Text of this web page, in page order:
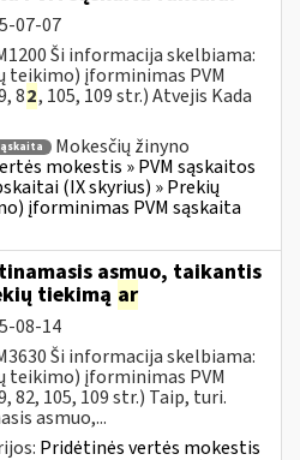
07-07
Ši informacija skelbiama:
teikimo) įforminimas PVM
82, 105, 109 str.) Atvejis Kada
Mokesčių žinyno
mokestis » PVM sąskaitos
(IX skyrius) » Prekių
įforminimas PVM sąskaita
asmuo, taikantis
tiekimą ar
08-14
Ši informacija skelbiama:
teikimo) įforminimas PVM
82, 105, 109 str.) Taip, turi.
asmuo,...
Pridėtinės vertės mokestis